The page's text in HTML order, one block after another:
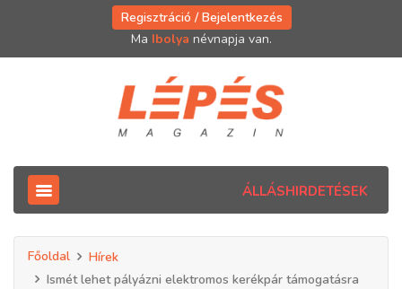
Regisztráció / Bejelentkezés
Ma Ibolya névnapja van.
ÁLLÁSHIRDETÉSEK
Főoldal
Hírek
Ismét lehet pályázni elektromos kerékpár támogatásra